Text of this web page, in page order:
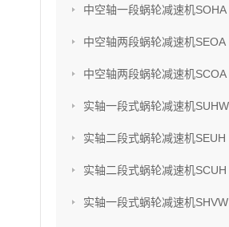
中空轴一段蜗轮减速机SOHA
中空轴两段蜗轮减速机SEOA
中空轴两段蜗轮减速机SCOA
实轴一段式蜗轮减速机SUHW
实轴二段式蜗轮减速机SEUH
实轴二段式蜗轮减速机SCUH
实轴一段式蜗轮减速机SHVW